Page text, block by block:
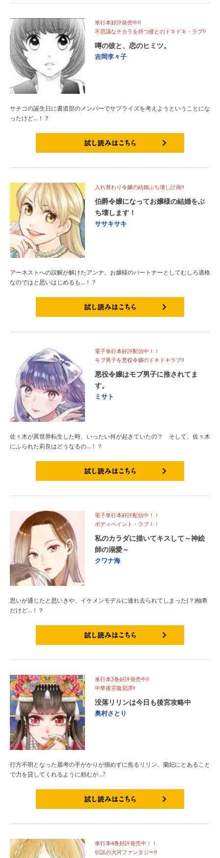
単行本好評発売中!!
不思議なチカラを持つ彼とのドキドキ・ラブ!!
噂の彼と、恋のヒミツ。
吉岡李々子
サチコの誕生日に書道部のメンバーでサプライズを考えようということにな
ったけど…！？
入れ替わり令嬢の結婚ぶち壊し計画!!
伯爵令嬢になってお嬢様の結婚をぶ
ち壊します！
ササキサキ
アーネストへの誤解が解けたアンナ。お嬢様のパートナーとしてむしろ適格
なのではと思いはじめるも…！？
電子単行本好評配信中！！
モブ男子を悪役令嬢のドキドキラブ!!
悪役令嬢はモブ男子に推されてま
す。
ミサト
佐々木が異世界転生した時、いったい何が起きていたの？ そして、佐々木
にふられた莉良はどうなるの…！？
電子単行本好評配信中！！
ボディペイント・ラブ！！
私のカラダに描いてキスして～神絵
師の溺愛～
クワナ海
思いが通じたと思いきや、イケメンモデルに連れ去られてしまった(？)柚希
だけど…！？
単行本3巻好評発売中!!
中華後宮復習譚!!
没落リリンは今日も後宮攻略中
奥村さとり
行方不明となった麗考の手がかりが掴めずに焦るリリン。蘭妃にとあること
で力を貸してくれるように頼むが…?
単行本4巻好評発売中！！
伝説の大河ファンタジー!!